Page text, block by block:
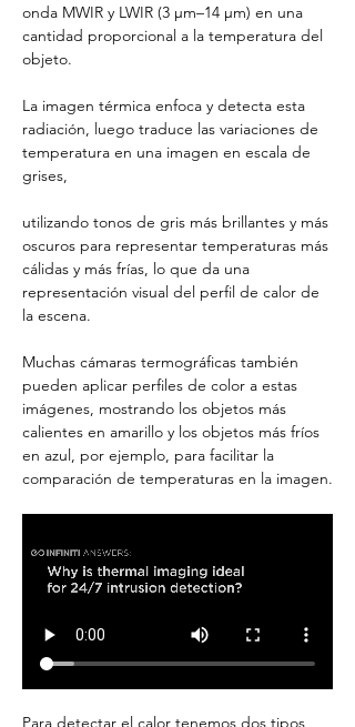
onda MWIR y LWIR (3 µm–14 µm) en una
cantidad proporcional a la temperatura del
objeto.
La imagen térmica enfoca y detecta esta
radiación, luego traduce las variaciones de
temperatura en una imagen en escala de
grises,
utilizando tonos de gris más brillantes y más
oscuros para representar temperaturas más
cálidas y más frías, lo que da una
representación visual del perfil de calor de
la escena.
Muchas cámaras termográficas también
pueden aplicar perfiles de color a estas
imágenes, mostrando los objetos más
calientes en amarillo y los objetos más fríos
en azul, por ejemplo, para facilitar la
comparación de temperaturas en la imagen.